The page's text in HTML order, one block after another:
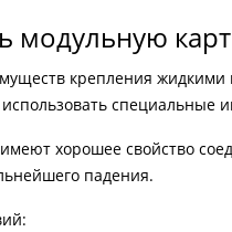
модульную
крепления жидкими
специальные
хорошее свойство
падения.